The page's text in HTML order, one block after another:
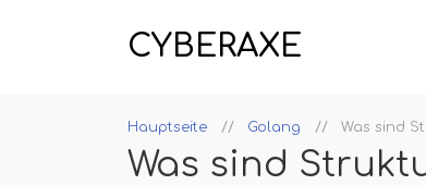
CYBERAXE
Hauptseite Golang Was sind
Was sind